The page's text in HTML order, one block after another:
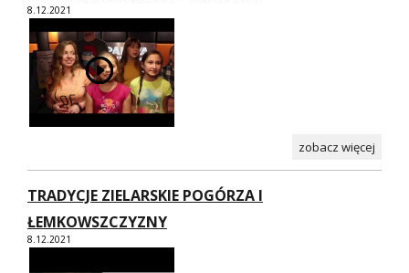
8.12.2021
zobacz więcej
TRADYCJE ZIELARSKIE POGÓRZA I
ŁEMKOWSZCZYZNY
8.12.2021